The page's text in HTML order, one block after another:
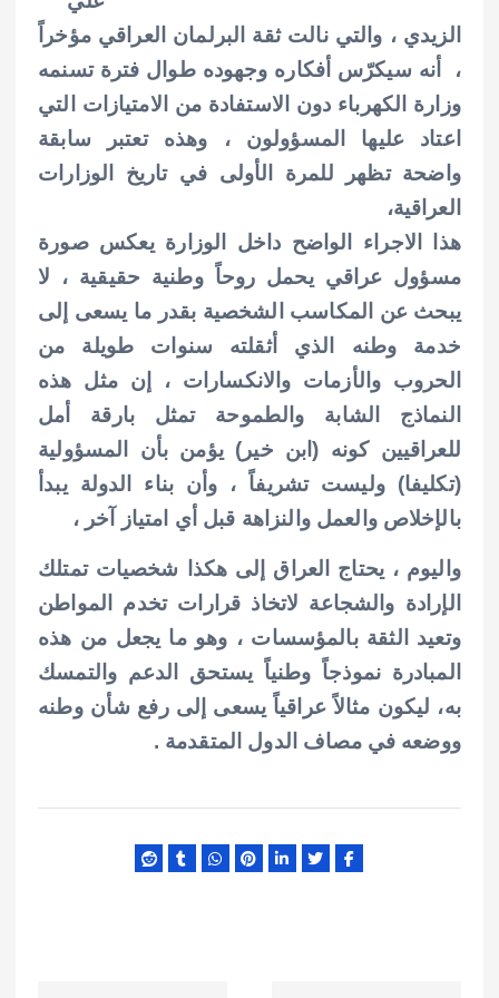
الزيدي ، والتي نالت ثقة البرلمان العراقي مؤخراً
، أنه سيكرّس أفكاره وجهوده طوال فترة تسنمه
وزارة الكهرباء دون الاستفادة من الامتيازات التي
اعتاد عليها المسؤولون ، وهذه تعتبر سابقة
واضحة تظهر للمرة الأولى في تاريخ الوزارات
العراقية،
هذا الاجراء الواضح داخل الوزارة يعكس صورة
مسؤول عراقي يحمل روحاً وطنية حقيقية ، لا
يبحث عن المكاسب الشخصية بقدر ما يسعى إلى
خدمة وطنه الذي أثقلته سنوات طويلة من
الحروب والأزمات والانكسارات ،
إن مثل هذه
النماذج الشابة والطموحة تمثل بارقة أمل
للعراقيين كونه (ابن خير) يؤمن بأن المسؤولية
(تكليفا) وليست تشريفاً ، وأن بناء الدولة يبدأ
بالإخلاص والعمل والنزاهة قبل أي امتياز آخر ،
واليوم ، يحتاج العراق إلى هكذا شخصيات تمتلك
الإرادة والشجاعة لاتخاذ قرارات تخدم المواطن
وتعيد الثقة بالمؤسسات ، وهو ما يجعل من هذه
المبادرة نموذجاً وطنياً يستحق الدعم والتمسك
به، ليكون مثالاً عراقياً يسعى إلى رفع شأن وطنه
ووضعه في مصاف الدول المتقدمة .